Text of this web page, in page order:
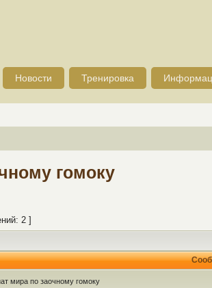
Новости Тренировка
гомоку
2 ]
мира по заочному гомоку